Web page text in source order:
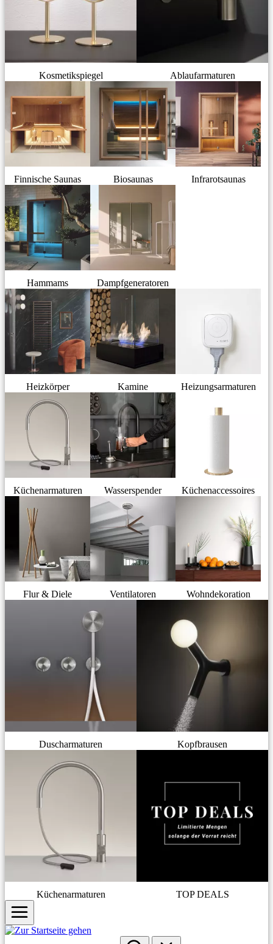
Kosmetikspiegel Ablaufarmaturen
Finnische Saunas Biosaunas Infrarotsaunas
Hammams Dampfgeneratoren
Heizkörper Kamine Heizungsarmaturen
Küchenarmaturen Wasserspender Küchenaccessoires
Flur & Diele Ventilatoren Wohndekoration
Duscharmaturen Kopfbrausen
Küchenarmaturen TOP DEALS